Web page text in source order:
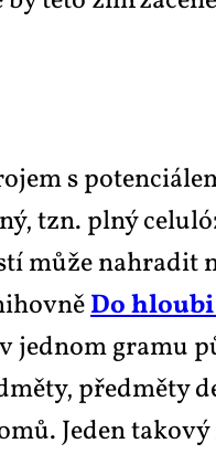
s
tzn. pl­ný
mů­že na­hra­dit
Do
jed­nom gra­mu
před­mě­ty
Je­den